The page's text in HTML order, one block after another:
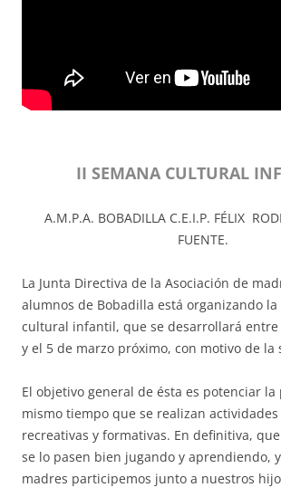
II SEMANA CULTURAL
A.M.P.A. BOBADILLA C.E.I.P. FÉLIX
FUENTE.
La Junta Directiva de la Asociación de
alumnos de Bobadilla está organizando la
cultural infantil, que se desarrollará
y el 5 de marzo próximo, con motivo de la
El objetivo general de ésta es potenciar
mismo tiempo que se realizan
recreativas y formativas. En definitiva,
se lo pasen bien jugando y aprendiendo,
madres participemos junto a nuestros